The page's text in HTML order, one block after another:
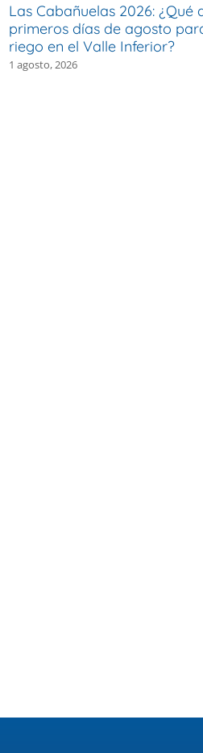
Las Cabañuelas 2026: ¿Qué
primeros días de agosto
riego en el Valle Inferior?
1 agosto, 2026